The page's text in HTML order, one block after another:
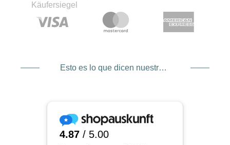
Esto es lo que dicen nuestros clientes